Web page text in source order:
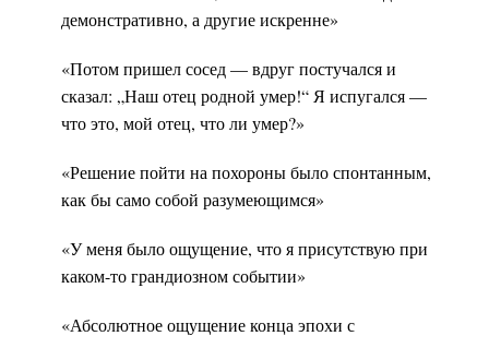
демонстративно, а другие искренне»
«Потом пришел сосед — вдруг постучался и
сказал: „Наш отец родной умер!“ Я испугался —
что это, мой отец, что ли умер?»
«Решение пойти на похороны было спонтанным,
как бы само собой разумеющимся»
«У меня было ощущение, что я присутствую при
каком-то грандиозном событии»
«Абсолютное ощущение конца эпохи с